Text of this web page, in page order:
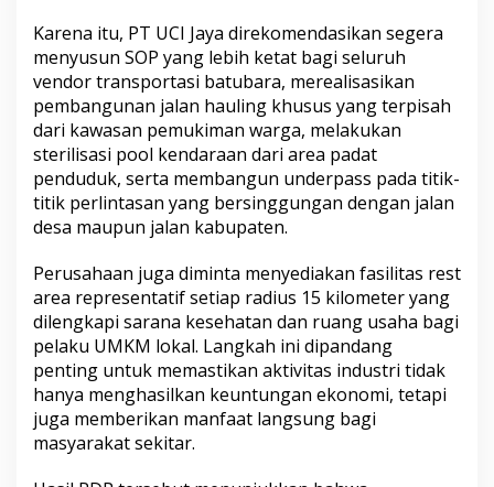
Karena itu, PT UCI Jaya direkomendasikan segera
menyusun SOP yang lebih ketat bagi seluruh
vendor transportasi batubara, merealisasikan
pembangunan jalan hauling khusus yang terpisah
dari kawasan pemukiman warga, melakukan
sterilisasi pool kendaraan dari area padat
penduduk, serta membangun underpass pada titik-
titik perlintasan yang bersinggungan dengan jalan
desa maupun jalan kabupaten.
Perusahaan juga diminta menyediakan fasilitas rest
area representatif setiap radius 15 kilometer yang
dilengkapi sarana kesehatan dan ruang usaha bagi
pelaku UMKM lokal. Langkah ini dipandang
penting untuk memastikan aktivitas industri tidak
hanya menghasilkan keuntungan ekonomi, tetapi
juga memberikan manfaat langsung bagi
masyarakat sekitar.